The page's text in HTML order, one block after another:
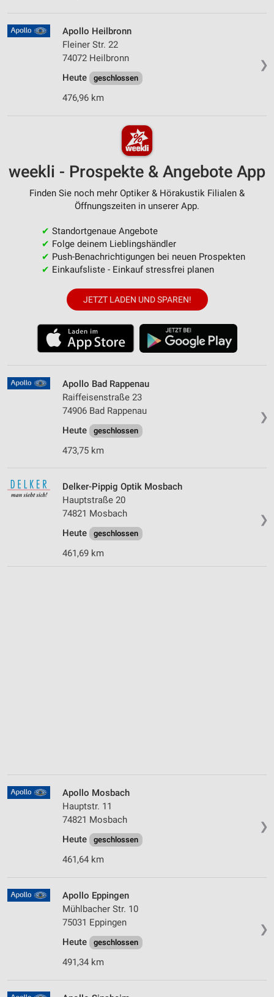
❯
Apollo Heilbronn
Fleiner Str. 22
74072 Heilbronn
Heute
geschlossen
476,96 km
weekli - Prospekte & Angebote App
Finden Sie noch mehr Optiker & Hörakustik Filialen &
Öffnungszeiten in unserer App.
✔ Standortgenaue Angebote
✔ Folge deinem Lieblingshändler
✔ Push-Benachrichtigungen bei neuen Prospekten
✔ Einkaufsliste - Einkauf stressfrei planen
JETZT LADEN UND SPAREN!
❯
Apollo Bad Rappenau
Raiffeisenstraße 23
74906 Bad Rappenau
Heute
geschlossen
473,75 km
❯
Delker-Pippig Optik Mosbach
Hauptstraße 20
74821 Mosbach
Heute
geschlossen
461,69 km
❯
Apollo Mosbach
Hauptstr. 11
74821 Mosbach
Heute
geschlossen
461,64 km
❯
Apollo Eppingen
Mühlbacher Str. 10
75031 Eppingen
Heute
geschlossen
491,34 km